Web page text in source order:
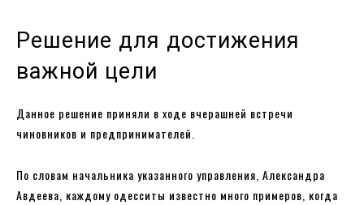
Решение для достижения
важной цели
Данное решение приняли в ходе вчерашней встречи
чиновников и предпринимателей.
По словам начальника указанного управления, Александра
Авдеева, каждому одесситы известно много примеров, когда